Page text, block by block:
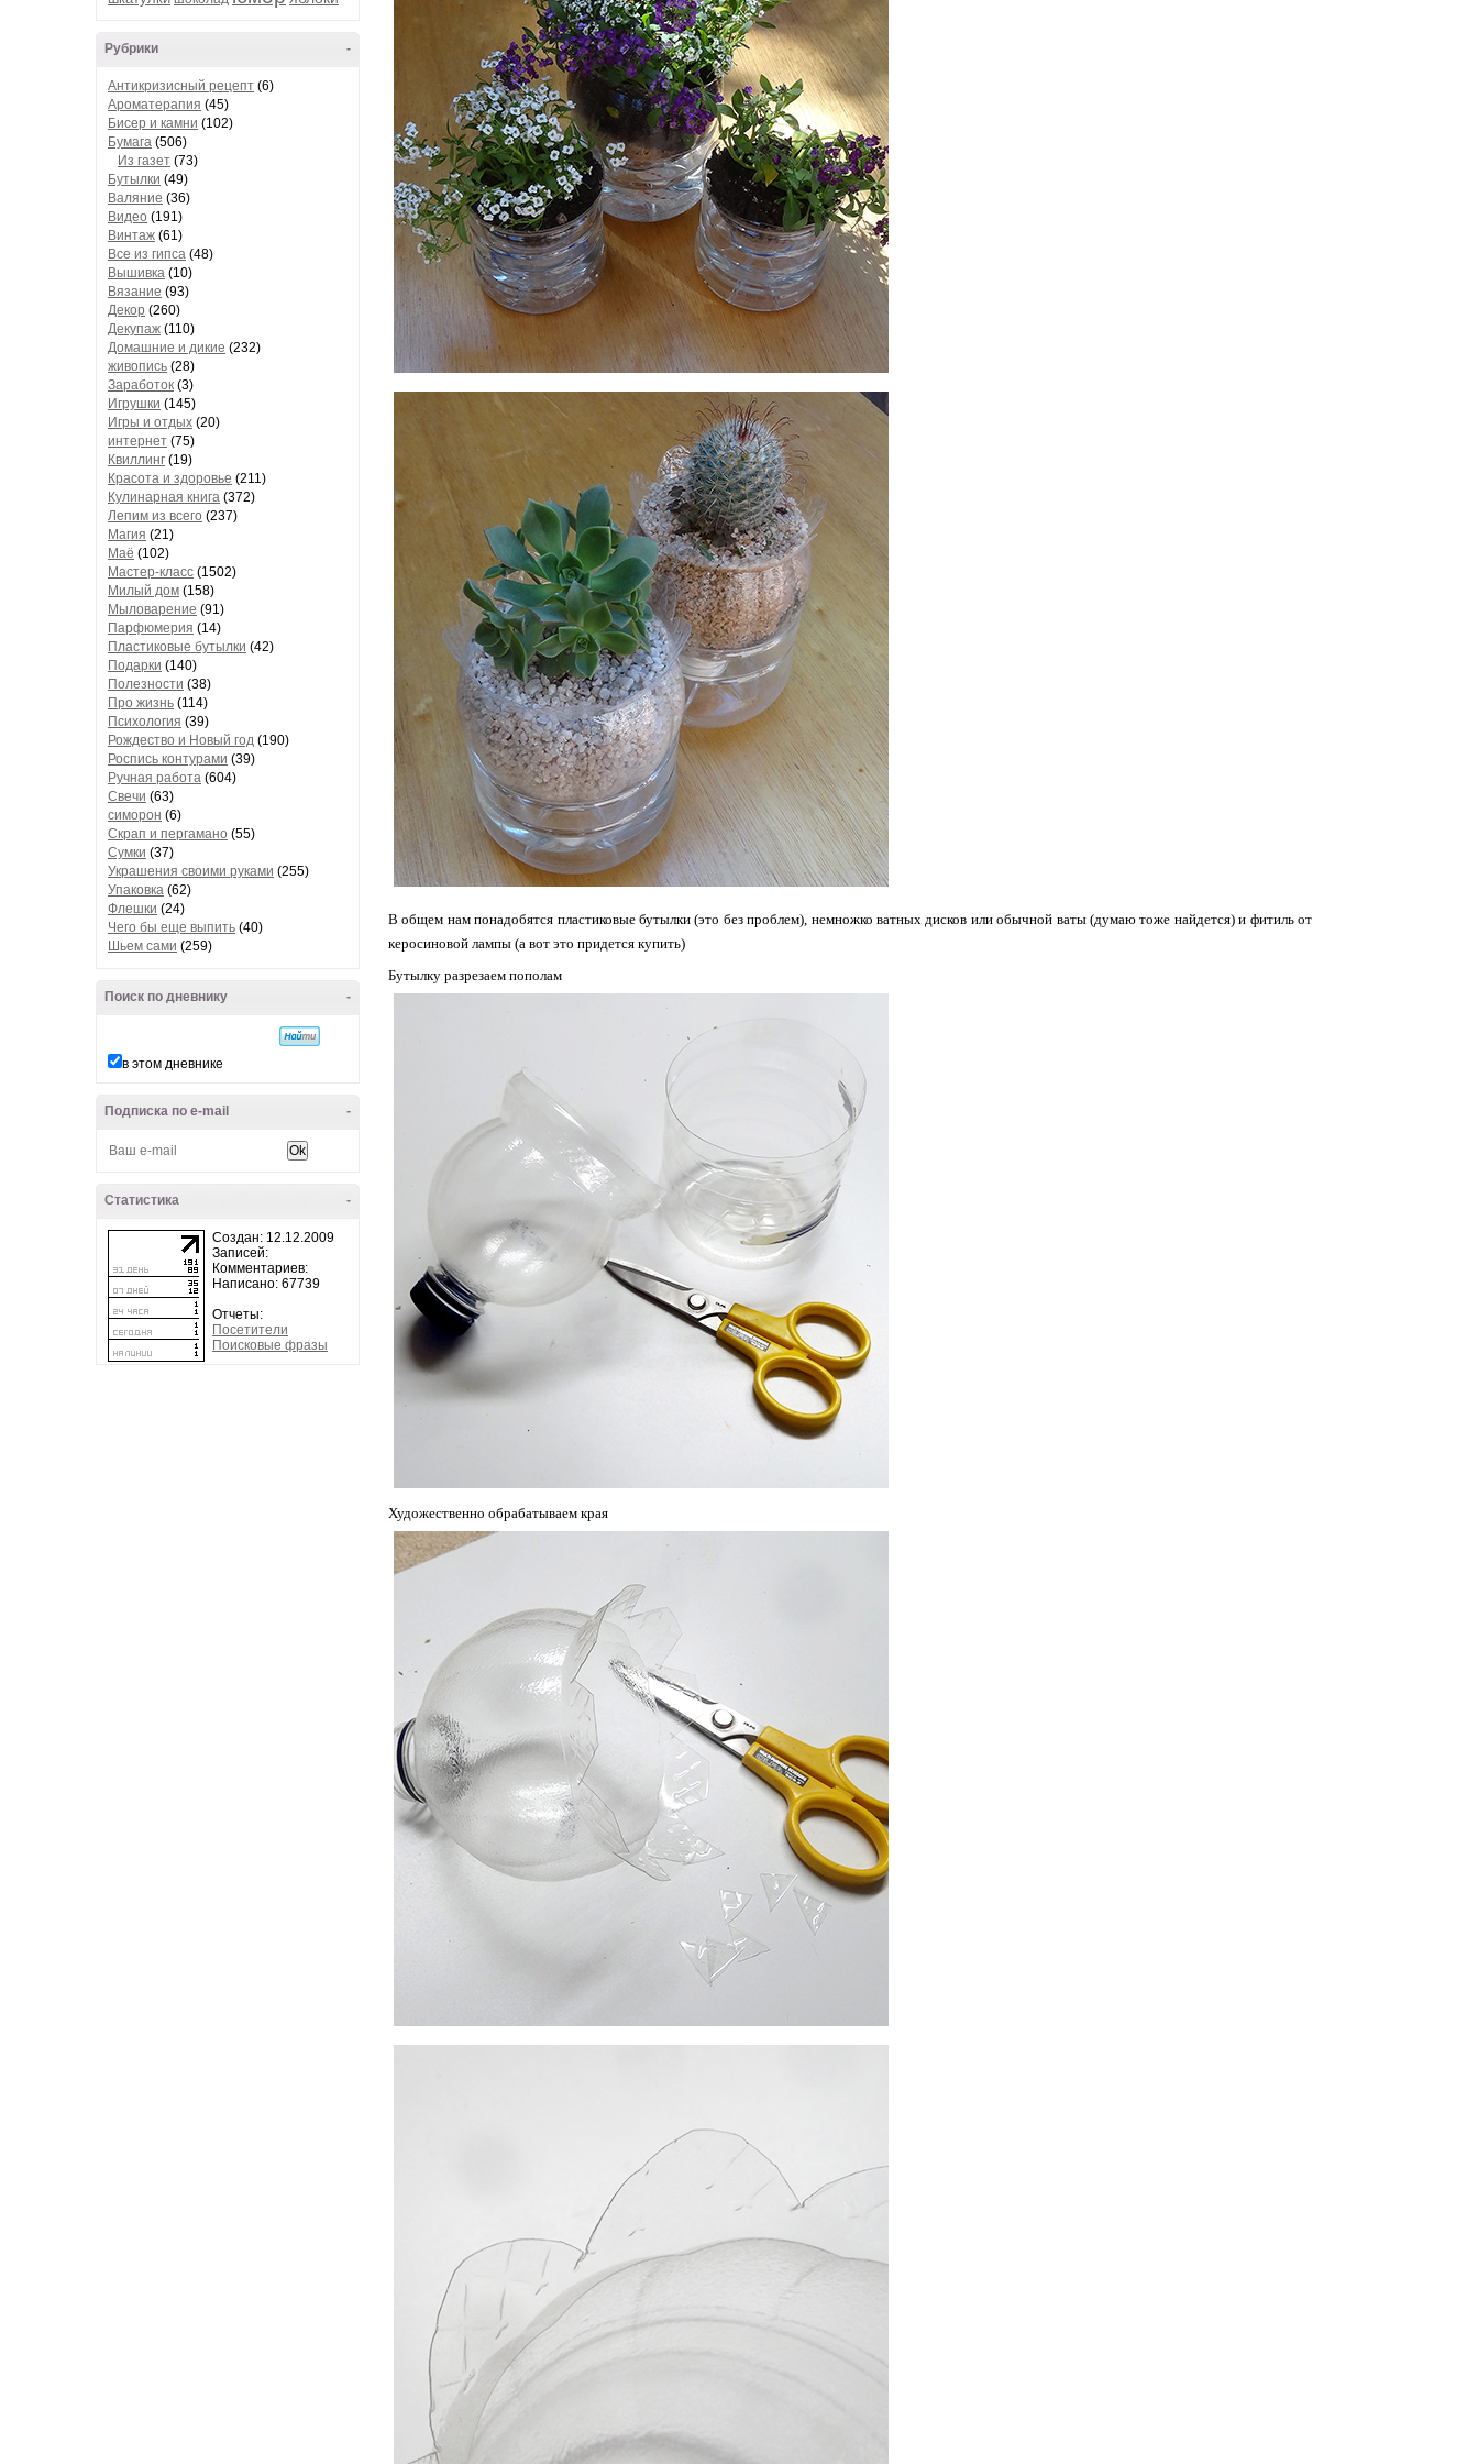
-
Рубрики
Антикризисный рецепт (6)
Ароматерапия (45)
Бисер и камни (102)
Бумага (506)
Из газет (73)
Бутылки (49)
Валяние (36)
Видео (191)
Винтаж (61)
Все из гипса (48)
Вышивка (10)
Вязание (93)
Декор (260)
Декупаж (110)
Домашние и дикие (232)
живопись (28)
Заработок (3)
Игрушки (145)
Игры и отдых (20)
интернет (75)
Квиллинг (19)
Красота и здоровье (211)
Кулинарная книга (372)
Лепим из всего (237)
Магия (21)
Маё (102)
Мастер-класс (1502)
Милый дом (158)
Мыловарение (91)
Парфюмерия (14)
Пластиковые бутылки (42)
Подарки (140)
Полезности (38)
Про жизнь (114)
Психология (39)
Рождество и Новый год (190)
Роспись контурами (39)
Ручная работа (604)
Свечи (63)
симорон (6)
Скрап и пергамано (55)
Сумки (37)
Украшения своими руками (255)
Упаковка (62)
Флешки (24)
Чего бы еще выпить (40)
Шьем сами (259)
-
Поиск по дневнику
в этом дневнике
-
Подписка по e-mail
-
Статистика
Создан: 12.12.2009
Записей:
Комментариев:
Написано: 67739
Отчеты:
Посетители
Поисковые фразы
В общем нам понадобятся пластиковые бутылки (это без проблем), немножко ватных дисков или обычной ваты (думаю тоже найдется) и фитиль от
керосиновой лампы (а вот это придется купить)
Бутылку разрезаем пополам
Художественно обрабатываем края